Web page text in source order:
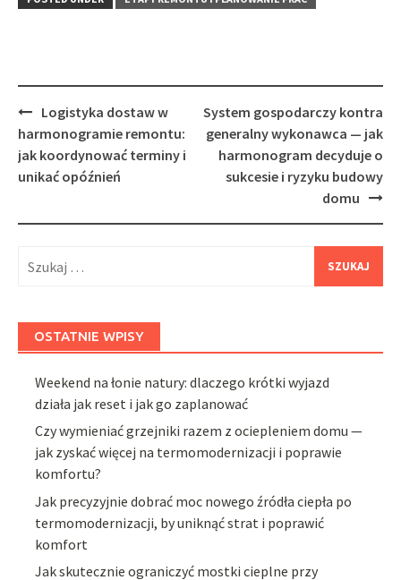
Post
navigation
Logistyka dostaw w
harmonogramie remontu:
jak koordynować terminy i
unikać opóźnień
System gospodarczy kontra
generalny wykonawca — jak
harmonogram decyduje o
sukcesie i ryzyku budowy
domu
OSTATNIE WPISY
Weekend na łonie natury: dlaczego krótki wyjazd
działa jak reset i jak go zaplanować
Czy wymieniać grzejniki razem z ociepleniem domu —
jak zyskać więcej na termomodernizacji i poprawie
komfortu?
Jak precyzyjnie dobrać moc nowego źródła ciepła po
termomodernizacji, by uniknąć strat i poprawić
komfort
Jak skutecznie ograniczyć mostki cieplne przy